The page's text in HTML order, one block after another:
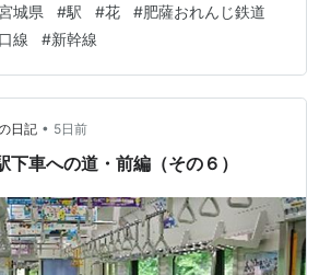
した。 ホームから階段を上ると、公衆
が。 「やまゆりの駅」ということで、
ったりします。 時刻表を。夕方には２
ますが、概ね１時間に１本ずつです。
周辺散策。駅前は木沼の住宅街です
…
城県 #駅 #花 #肥薩おれんじ鉄道
線 #新幹線
日記 • 5日前
下車への道・前編（その６）